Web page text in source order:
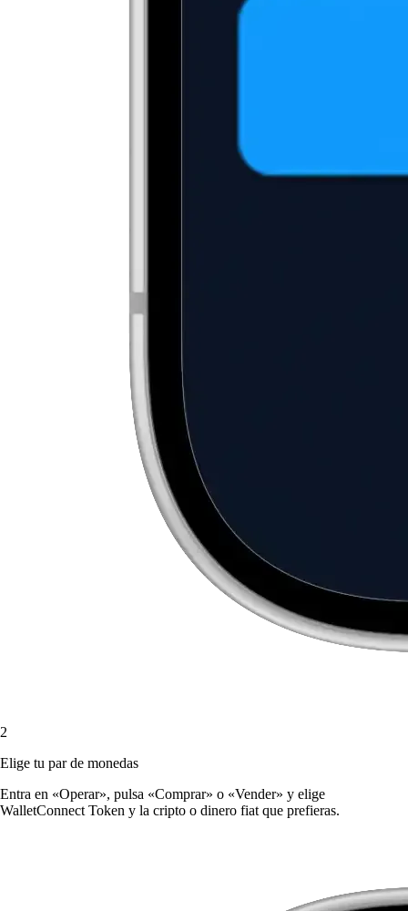
2
Elige tu par de monedas
Entra en «Operar», pulsa «Comprar» o «Vender» y elige
WalletConnect Token y la cripto o dinero fiat que prefieras.